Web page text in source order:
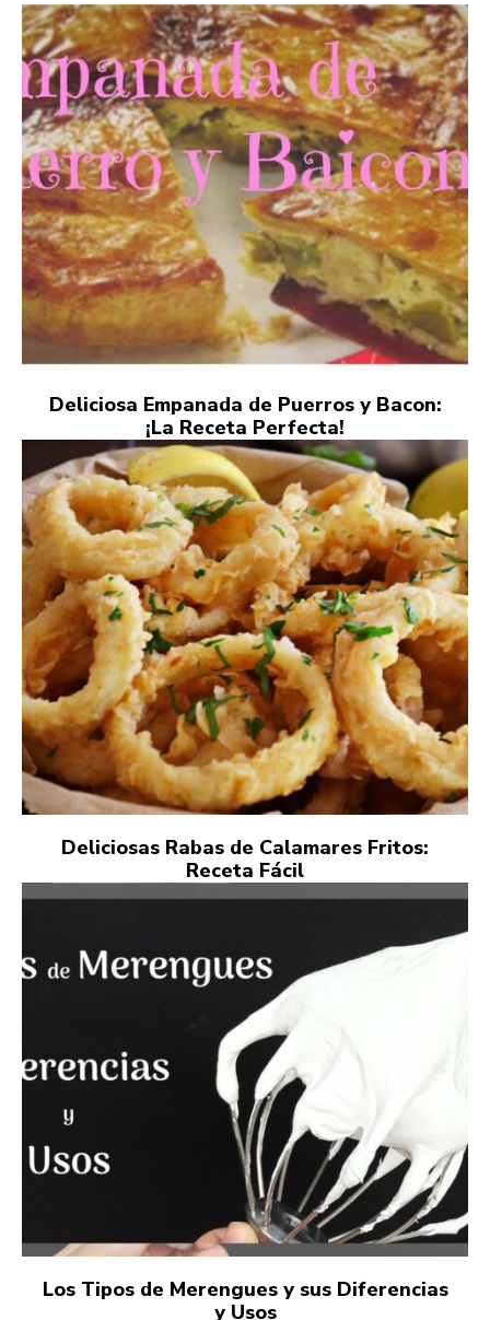
Deliciosa Empanada de Puerros y Bacon:
¡La Receta Perfecta!
Deliciosas Rabas de Calamares Fritos:
Receta Fácil
Los Tipos de Merengues y sus Diferencias
y Usos